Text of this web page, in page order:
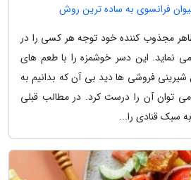
فرانسوی به ساده ترین روش
مجذوب کننده خود توجه هر کسی را در
نماید. این دسر خوشمزه را با طعم های
فروشی ها دید بی آن که بدانیم به
توان آن را درست کرد. در مطالب قبلی
سبک قنادی را...